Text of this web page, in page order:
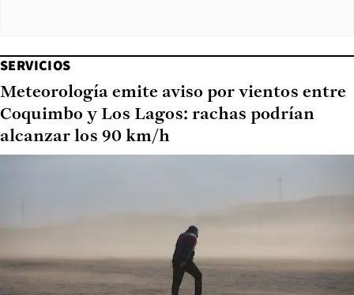
SERVICIOS
Meteorología emite aviso por vientos entre
Coquimbo y Los Lagos: rachas podrían
alcanzar los 90 km/h